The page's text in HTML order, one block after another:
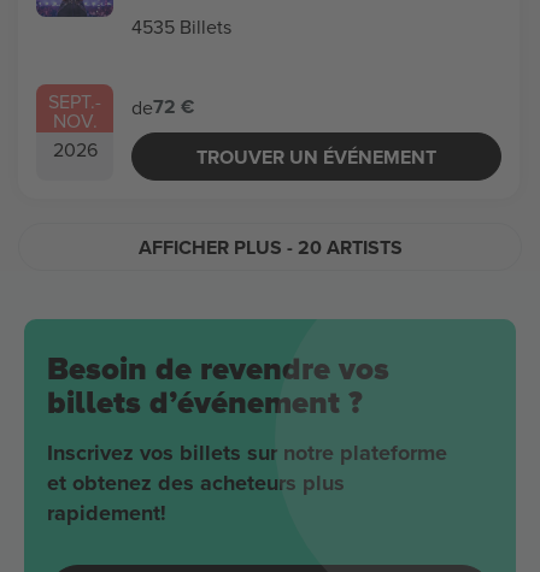
SEPT.-
NOV.
2026
4535 Billets
de72 €
TROUVER UN ÉVÉNEMENT
AFFICHER PLUS - 20 ARTISTS
Besoin de revendre vos
billets d’événement ?
Inscrivez vos billets sur notre plateforme
et obtenez des acheteurs plus
rapidement!